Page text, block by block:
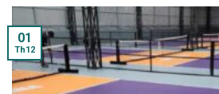
01
Th12